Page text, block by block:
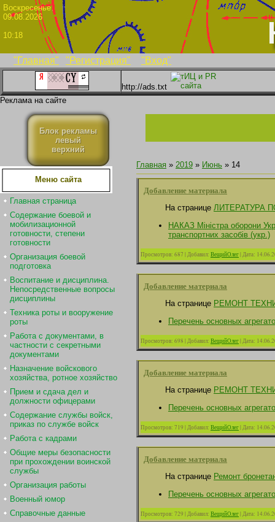
"Главная" "Регистрация" "Вход"
09.08.2026
10:18
http://ads.txt
Реклама на сайте
Блок рекламы
левый
верхний
Меню сайта
Главная страница
Содержание боевой и
мобилизационной
готовности, степени
готовности
Организация боевой
подготовка
Воспитание и дисциплина.
Непосредственные вопросы
дисциплины
Техника роты и вооружение
роты
Работа с документами, в
частности с секретными
документами
Назначение войскового
хозяйства, ротное хозяйство
Прием и сдача дел и
должности офицерами
Содержание службы войск,
приказ по службе войск
Работа с кадрами
Общие меры безопасности
при прохождении воинской
службы
Организация работы
Военный юмор
Справочные данные
Главная » 2019 » Июнь » 14
Добавление материала
На странице ЛИТЕРАТУРА
НАКАЗ Міністра оборони
транспортних засобів (укр.)
Просмотров: 687 |Добавил: ВещийОлег|Дата:
Добавление материала
На странице РЕМОНТ
Перечень основных
Просмотров: 698 |Добавил: ВещийОлег|Дата:
Добавление материала
На странице РЕМОНТ
Перечень основных
Просмотров: 719 |Добавил: ВещийОлег|Дата:
Добавление материала
На странице Ремонт
Перечень основных
Просмотров: 729 |Добавил: ВещийОлег|Дата: